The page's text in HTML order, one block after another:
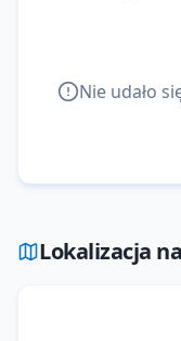
Nie udało
Lokalizacja